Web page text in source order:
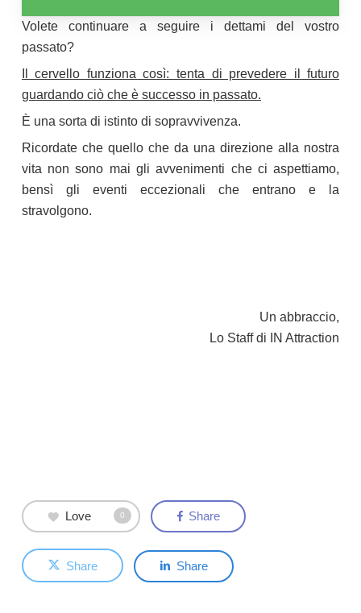
Volete continuare a seguire i dettami del vostro
passato?
Il cervello funziona così: tenta di prevedere il futuro
guardando ciò che è successo in passato.
È una sorta di istinto di sopravvivenza.
Ricordate che quello che da una direzione alla nostra
vita non sono mai gli avvenimenti che ci aspettiamo,
bensì gli eventi eccezionali che entrano e la
stravolgono.
Un abbraccio,
Lo Staff di IN Attraction
Love 0 Share
Share Share